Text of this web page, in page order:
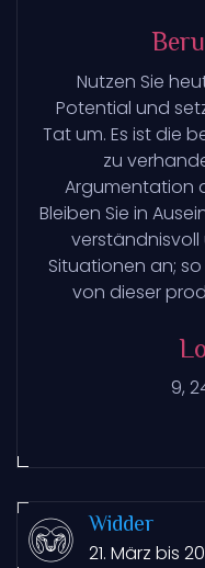
Nutzen Sie
Potential und
Tat um. Es ist die
zu
Argumentation
Bleiben Sie in
verständnisvoll
Situationen an;
von dieser
9,
Widder
21. März bis